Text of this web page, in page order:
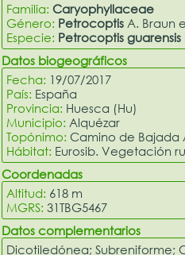
Familia:Caryophyllaceae
Género: Petrocoptis A. Braun
Especie: Petrocoptis guarensis
Datos biogeográficos
Fecha: 19/07/2017
País: España
Provincia: Huesca (Hu)
Municipio: Alquézar
Topónimo:Camino de Bajada
Hábitat: Eurosib. Vegetación
Coordenadas
Altitud: 618 m
MGRS:31TBG5467
Datos complementarios
Dicotiledónea; Subreniforme;